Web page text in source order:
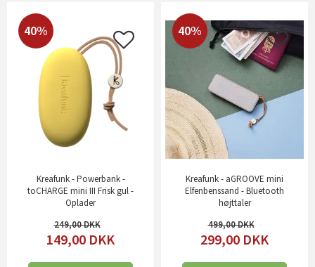
40%
Kreafunk - Powerbank -
toCHARGE mini III Frisk gul -
Oplader
249,00
149,00 DKK
40%
Kreafunk - aGROOVE mini
Elfenbenssand - Bluetooth
højttaler
499,00
299,00 DKK